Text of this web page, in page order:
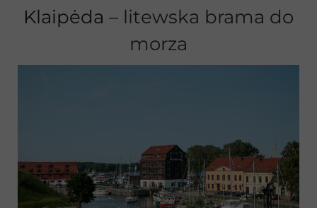
Klaipėda – litewska brama do
morza